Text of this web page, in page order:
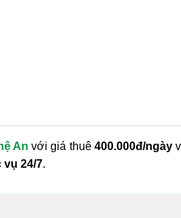
An với giá thuê 400.000đ/ngày
vụ 24/7.